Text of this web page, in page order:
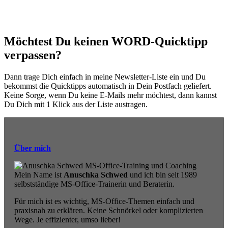
Möchtest Du keinen WORD-Quicktipp
verpassen?
Dann trage Dich einfach in meine Newsletter-Liste ein und Du
bekommst die Quicktipps automatisch in Dein Postfach geliefert.
Keine Sorge, wenn Du keine E-Mails mehr möchtest, dann kannst
Du Dich mit 1 Klick aus der Liste austragen.
Über mich
Mein Name ist Anuschka Schwed und ich bin seit 1989
selbstständige MS-Office-Trainerin und Beraterin.
Für mich ist es wichtig, MS-Office-Themen einfach und
praxisnah zu erklären. Keine Schnörkel oder komplizierten
Wege. Je effizienter, umso lieber!